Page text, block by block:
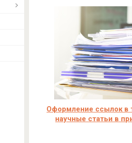
Оформление ссылок в
научные статьи в